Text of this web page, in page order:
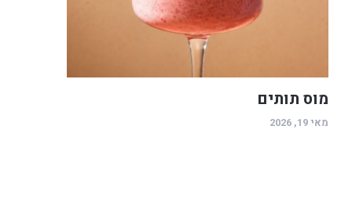
מוס תותים
מאי 19, 2026